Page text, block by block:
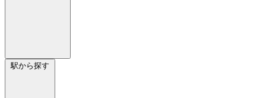
駅から探す